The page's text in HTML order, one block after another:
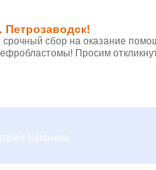
сбор на оказание
Просим
Ефанова